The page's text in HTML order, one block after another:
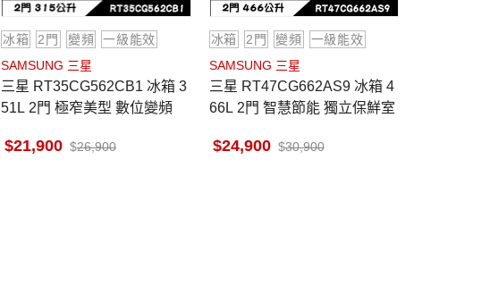
冰箱 2門 變頻
一級能效
SAMSUNG 三星
三星 RT35CG562CB1 冰箱 3
51L 2門 極窄美型 數位變頻
21,900 26,900
冰箱 2門 變頻
一級能效
SAMSUNG 三星
三星 RT47CG662AS9 冰箱 4
66L 2門 智慧節能 獨立保鮮室
24,900 30,900